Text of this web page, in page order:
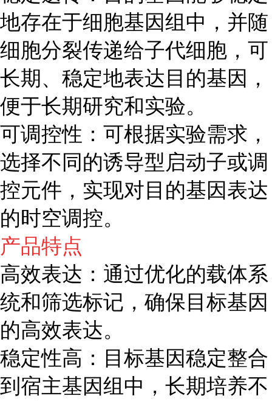
地存在于细胞基因组中，并随
细胞分裂传递给子代细胞，可
长期、稳定地表达目的基因，
便于长期研究和实验。
可调控性：可根据实验需求，
选择不同的诱导型启动子或调
控元件，实现对目的基因表达
的时空调控。
产品特点
高效表达：通过优化的载体系
统和筛选标记，确保目标基因
的高效表达。
稳定性高：目标基因稳定整合
到宿主基因组中，长期培养不